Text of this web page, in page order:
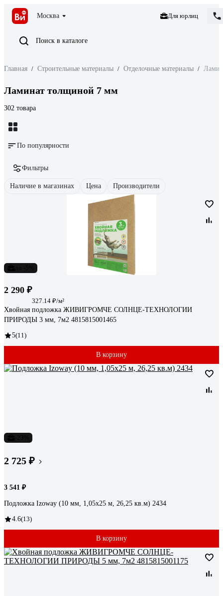
Москва Для юрлиц
Поиск в каталоге
Главная / Строительные материалы / Отделочные материалы /
Ламинат толщиной 7 мм
302 товара
По популярности
Фильтры
Наличие в магазинах Цена Производители
2 290 ₽
327.14 ₽/м²
Хвойная подложка ЖИВИГРОМЧЕ СОЛНЦЕ-ТЕХНОЛОГИИ
ПРИРОДЫ 3 мм, 7м2 4815815001465
5(11)
В корзину
2 725 ₽
3 541 ₽
Подложка Izoway (10 мм, 1,05x25 м, 26,25 кв.м) 2434
4.6(13)
В корзину